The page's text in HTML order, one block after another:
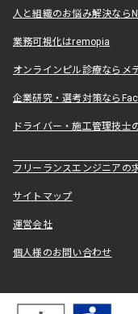
人と組織のお悩み解決なら
業務可視化はremopia
オンラインピル診療ならメ
企業研究・選考対策なら
ドライバー・施工管理技士
フリーランスエンジニアの
サイトマップ
運営会社
個人様のお問い合わせ